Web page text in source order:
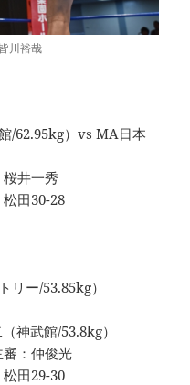
川裕哉
/62.95kg）vs MA日本
井一秀
田30-28
リー/53.85kg）
神武館/53.8kg）
：仲俊光
田29-30